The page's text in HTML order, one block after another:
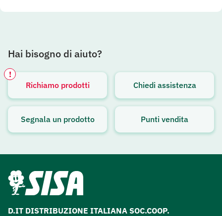
Hai bisogno di aiuto?
Richiamo prodotti
!
Avviso attivo
Chiedi assistenza
Segnala un prodotto Punti vendita
D.IT DISTRIBUZIONE ITALIANA SOC.COOP.